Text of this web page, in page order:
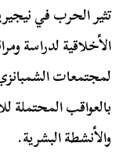
تثير الحرب في
الأخلاقية لدراسة
لمجتمعات
بالعواقب المحتملة
والأنشطة البشرية.